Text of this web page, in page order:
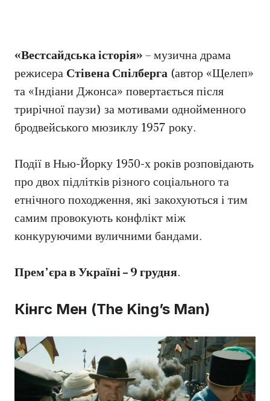
«Вестсайдська історія» – музична драма
режисера Стівена Спілберга (автор «Щелеп»
та «Індіани Джонса» повертається після
трирічної паузи) за мотивами однойменного
бродвейського мюзиклу 1957 року.
Події в Нью-Йорку 1950-х років розповідають
про двох підлітків різного соціального та
етнічного походження, які закохуються і тим
самим провокують конфлікт між
конкуруючими вуличними бандами.
Прем’єра в Україні – 9 грудня.
Кінгс Мен (The King’s Man)